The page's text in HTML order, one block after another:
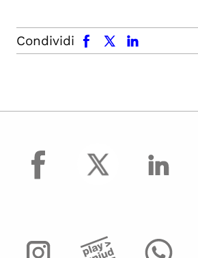
Condividi
facebook x.com linkedin
facebook